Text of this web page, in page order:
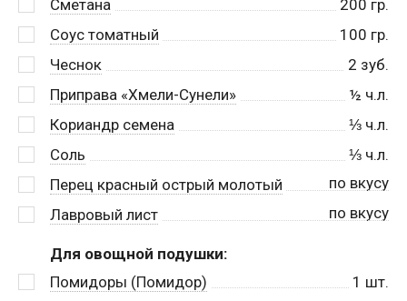
Сметана
200 гр.
Соус томатный
100 гр.
Чеснок
2 зуб.
Приправа «Хмели-Сунели»
½ ч.л.
Кориандр семена
⅓ ч.л.
Соль
⅓ ч.л.
Перец красный острый молотый
по вкусу
Лавровый лист
по вкусу
Для овощной подушки:
Помидоры (Помидор)
1 шт.